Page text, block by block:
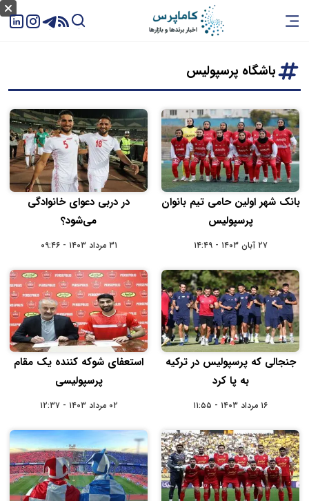
باشگاه پرسپولیس
بانک شهر اولین حامی تیم بانوان
پرسپولیس
۲۷ آبان ۱۴۰۳ - ۱۴:۴۹
در دربی دعوای خانوادگی
می‌شود؟
۳۱ مرداد ۱۴۰۳ - ۰۹:۴۶
جنجالی که پرسپولیس در ترکیه
به پا کرد
۱۶ مرداد ۱۴۰۳ - ۱۱:۵۵
استعفای شوکه کننده یک مقام
پرسپولیسی
۰۲ مرداد ۱۴۰۳ - ۱۲:۳۷